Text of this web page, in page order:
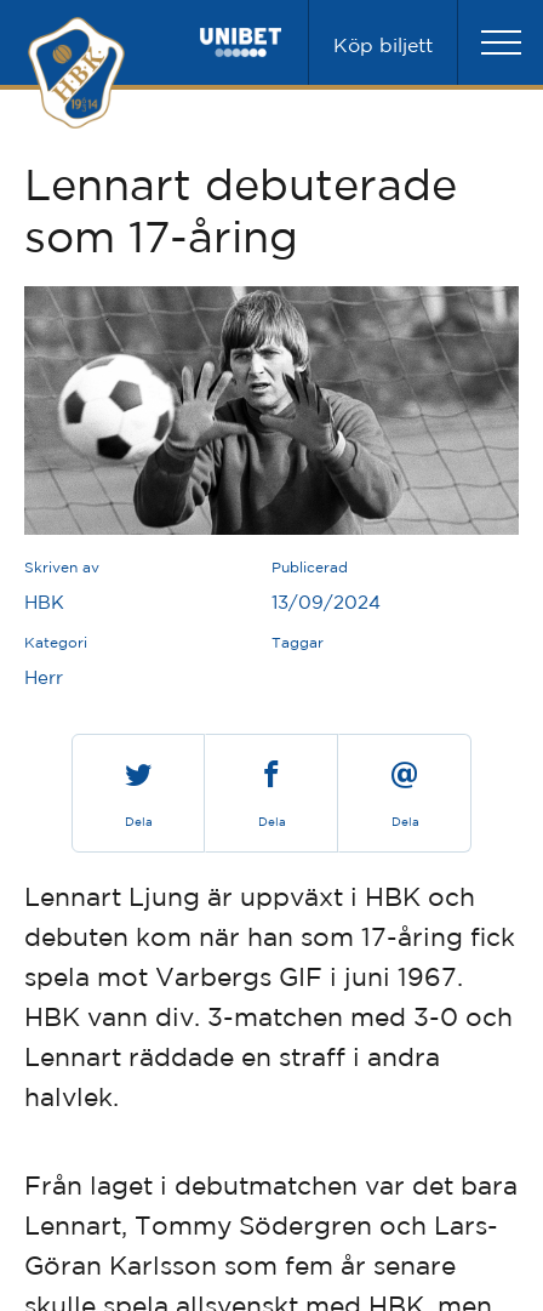
Köp biljett
Lennart debuterade
som 17-åring
Skriven av
HBK
Publicerad
13/09/2024
Kategori
Herr
Taggar
Dela Dela Dela
Lennart Ljung är uppväxt i HBK och
debuten kom när han som 17-åring fick
spela mot Varbergs GIF i juni 1967.
HBK vann div. 3-matchen med 3-0 och
Lennart räddade en straff i andra
halvlek.
Från laget i debutmatchen var det bara
Lennart, Tommy Södergren och Lars-
Göran Karlsson som fem år senare
skulle spela allsvenskt med HBK, men